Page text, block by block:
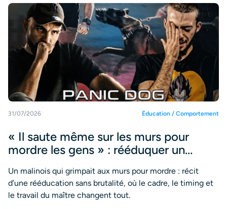
31/07/2026 Éducation / Comportement
« Il saute même sur les murs pour
mordre les gens » : rééduquer un
Un malinois qui grimpait aux murs pour mordre : récit
d’une rééducation sans brutalité, où le cadre, le timing et
le travail du maître changent tout.